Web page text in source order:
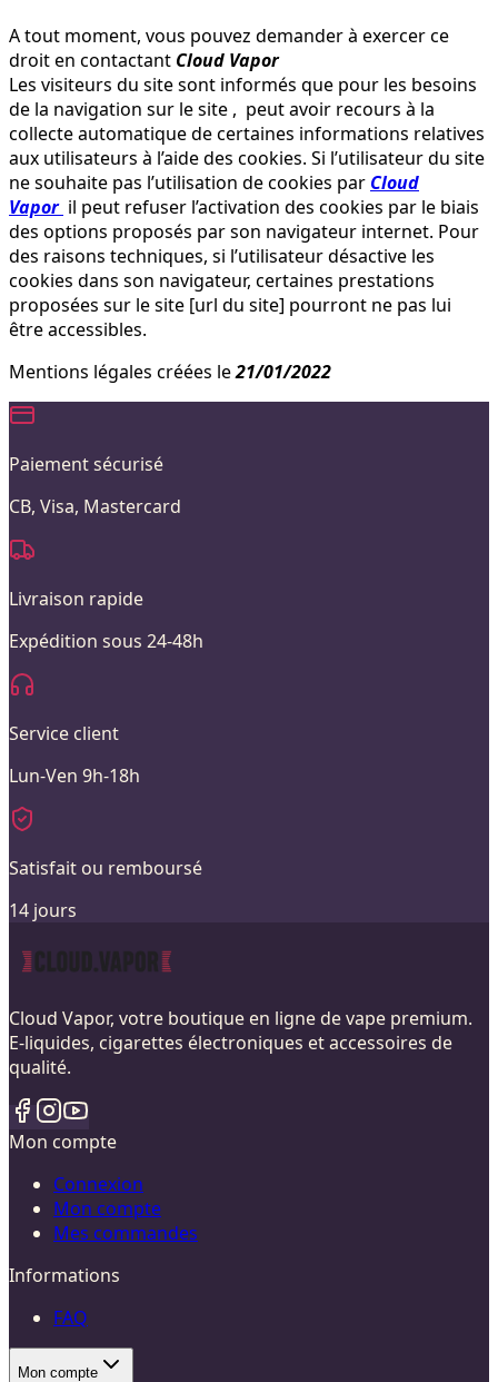
A tout moment, vous pouvez demander à exercer ce
droit en contactant Cloud Vapor
Les visiteurs du site sont informés que pour les besoins
de la navigation sur le site , peut avoir recours à la
collecte automatique de certaines informations relatives
aux utilisateurs à l’aide des cookies. Si l’utilisateur du site
ne souhaite pas l’utilisation de cookies par Cloud
Vapor il peut refuser l’activation des cookies par le biais
des options proposés par son navigateur internet. Pour
des raisons techniques, si l’utilisateur désactive les
cookies dans son navigateur, certaines prestations
proposées sur le site [url du site] pourront ne pas lui
être accessibles.
Mentions légales créées le21/01/2022
Paiement sécurisé
CB, Visa, Mastercard
Livraison rapide
Expédition sous 24-48h
Service client
Lun-Ven 9h-18h
Satisfait ou remboursé
14 jours
Cloud Vapor, votre boutique en ligne de vape premium.
E-liquides, cigarettes électroniques et accessoires de
qualité.
Mon compte
Connexion
Mon compte
Mes commandes
Informations
FAQ
Mon compte